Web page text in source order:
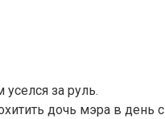
за руль.
дочь мэра в день